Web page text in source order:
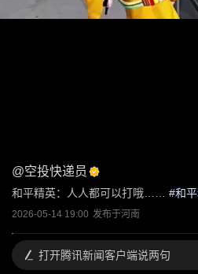
@空投快递员
和平精英：人人都可以打哦…… #和
2026-05-14 19:00 发布于河南
打开腾讯新闻客户端说两句